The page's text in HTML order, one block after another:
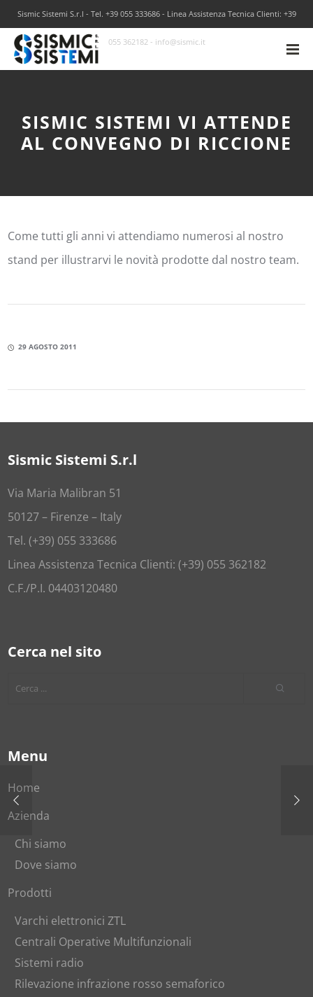
Sismic Sistemi S.r.l - Tel. +39 055 333686 - Linea Assistenza Tecnica Clienti: +39
055 362182 - info@sismic.it
SISMIC SISTEMI VI ATTENDE
AL CONVEGNO DI RICCIONE
Come tutti gli anni vi attendiamo numerosi al nostro
stand per illustrarvi le novità prodotte dal nostro team.
29 AGOSTO 2011
Sismic Sistemi S.r.l
Via Maria Malibran 51
50127 – Firenze – Italy
Tel. (+39) 055 333686
Linea Assistenza Tecnica Clienti: (+39) 055 362182
C.F./P.I. 04403120480
Cerca nel sito
Menu
Home
Azienda
Chi siamo
Dove siamo
Prodotti
Varchi elettronici ZTL
Centrali Operative Multifunzionali
Sistemi radio
Rilevazione infrazione rosso semaforico